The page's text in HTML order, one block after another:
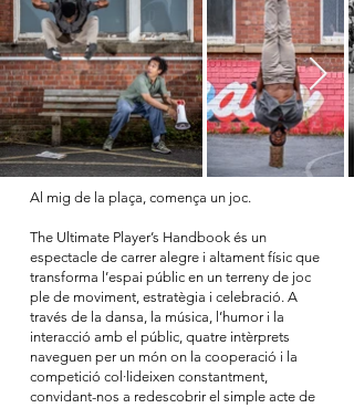
Al mig de la plaça, comença un joc.
The Ultimate Player’s Handbook és un
espectacle de carrer alegre i altament físic que
transforma l’espai públic en un terreny de joc
ple de moviment, estratègia i celebració. A
través de la dansa, la música, l’humor i la
interacció amb el públic, quatre intèrprets
naveguen per un món on la cooperació i la
competició col·lideixen constantment,
convidant-nos a redescobrir el simple acte de